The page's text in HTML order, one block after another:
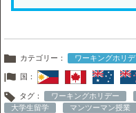
カテゴリー： ワーキングホリデ
国：
タグ： ワーキングホリデー
大学生留学
マンツーマン授業